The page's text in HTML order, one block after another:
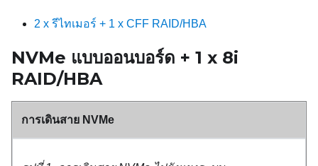
2 x รีไทเมอร์ + 1 x CFF RAID/HBA
NVMe แบบออนบอร์ด + 1 x 8i
RAID/HBA
การเดินสาย NVMe